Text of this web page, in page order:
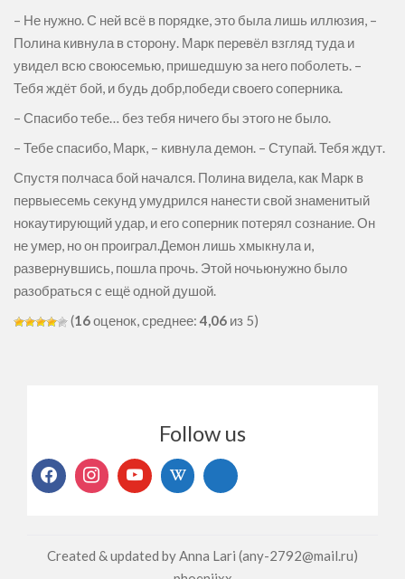
– Не нужно. С ней всё в порядке, это была лишь иллюзия, –
Полина кивнула в сторону. Марк перевёл взгляд туда и
увидел всю своюсемью, пришедшую за него поболеть. –
Тебя ждёт бой, и будь добр,победи своего соперника.
– Спасибо тебе… без тебя ничего бы этого не было.
– Тебе спасибо, Марк, – кивнула демон. – Ступай. Тебя ждут.
Спустя полчаса бой начался. Полина видела, как Марк в
первыесемь секунд умудрился нанести свой знаменитый
нокаутирующий удар, и его соперник потерял сознание. Он
не умер, но он проиграл.Демон лишь хмыкнула и,
развернувшись, пошла прочь. Этой ночьюнужно было
разобраться с ещё одной душой.
(16оценок, среднее: 4,06 из 5)
Follow us
Created & updated by Anna Lari (any-2792@mail.ru)